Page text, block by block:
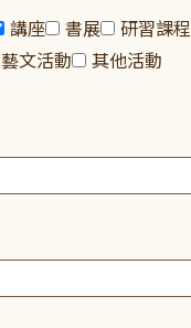
講座 書展 研習課程
藝文活動 其他活動